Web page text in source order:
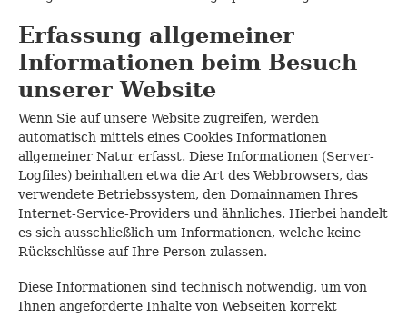
Erfassung allgemeiner
Informationen beim Besuch
unserer Website
Wenn Sie auf unsere Website zugreifen, werden
automatisch mittels eines Cookies Informationen
allgemeiner Natur erfasst. Diese Informationen (Server-
Logfiles) beinhalten etwa die Art des Webbrowsers, das
verwendete Betriebssystem, den Domainnamen Ihres
Internet-Service-Providers und ähnliches. Hierbei handelt
es sich ausschließlich um Informationen, welche keine
Rückschlüsse auf Ihre Person zulassen.
Diese Informationen sind technisch notwendig, um von
Ihnen angeforderte Inhalte von Webseiten korrekt